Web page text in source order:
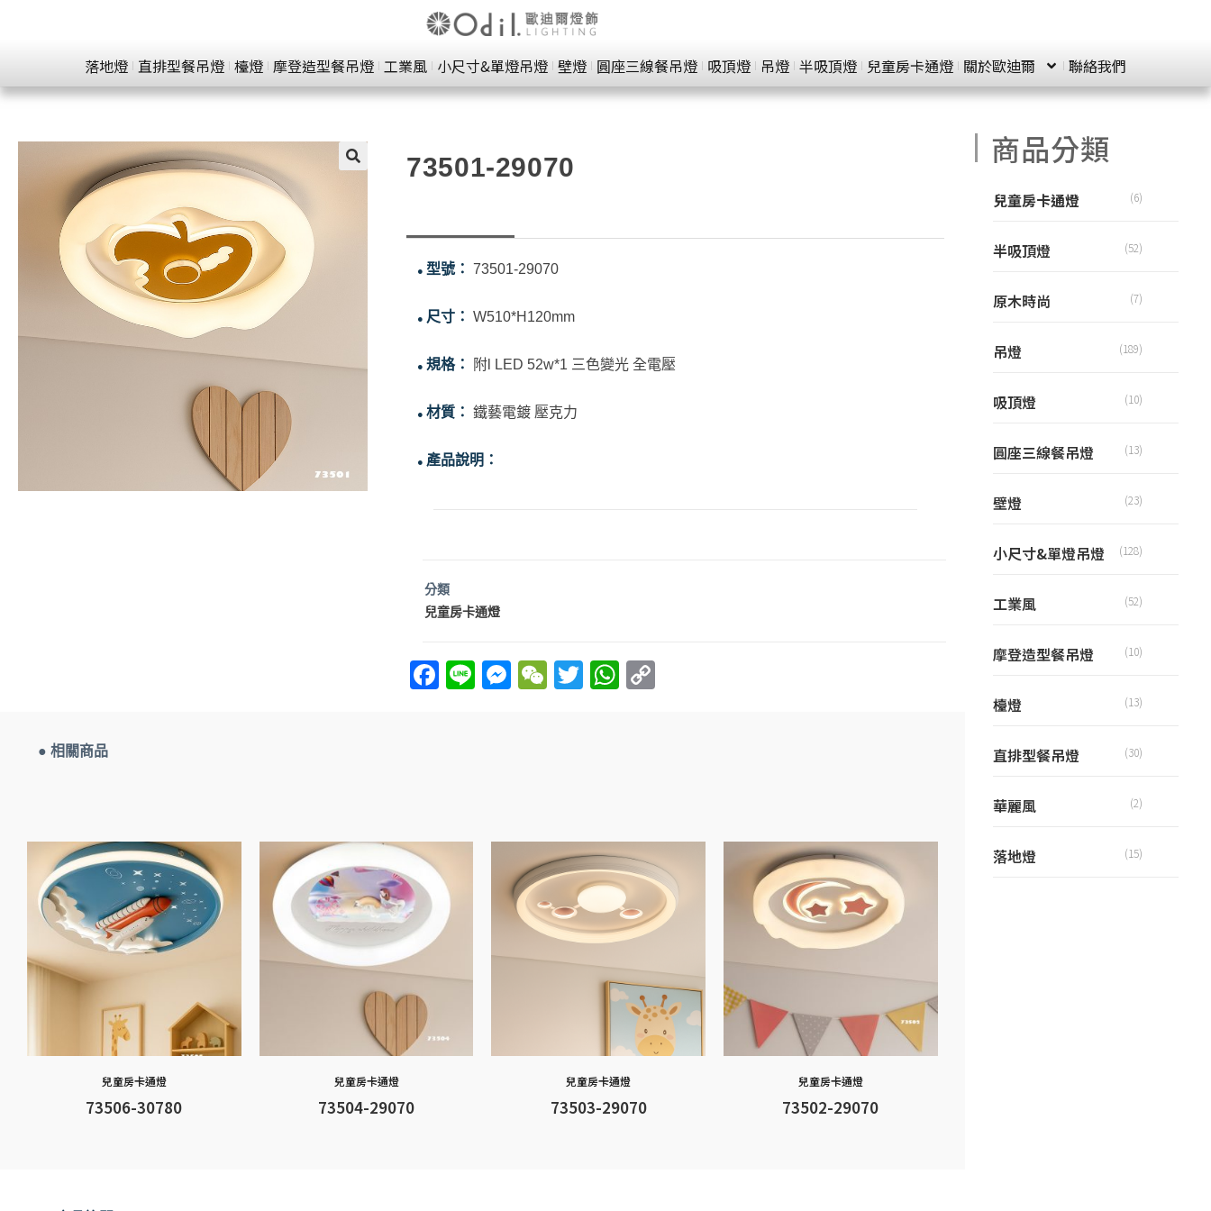
落地燈 直排型餐吊燈 檯燈 摩登造型餐吊燈 工業風 小尺寸&單燈吊燈 壁燈 圓座三線餐吊燈 吸頂燈 吊燈 半吸頂燈 兒童房卡通燈 關於歐迪爾 聯絡我們
73501-29070
● 型號：73501-29070
● 尺寸：W510*H120mm
● 規格： 附l LED 52w*1 三色變光 全電壓
● 材質：鐵藝電鍍 壓克力
● 產品說明：
分類
兒童房卡通燈
F
a
k
Li
n
M
es
W
e
T
w
W
h
p k
● 相關商品
兒童房卡通燈
73506-30780
兒童房卡通燈
73504-29070
兒童房卡通燈
73503-29070
兒童房卡通燈
73502-29070
商品分類
兒童房卡通燈 (6)
半吸頂燈 (52)
原木時尚 (7)
吊燈 (189)
吸頂燈 (10)
圓座三線餐吊燈 (13)
壁燈 (23)
小尺寸&單燈吊燈 (128)
工業風 (52)
摩登造型餐吊燈 (10)
檯燈 (13)
直排型餐吊燈 (30)
華麗風 (2)
落地燈 (15)